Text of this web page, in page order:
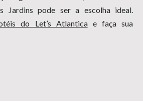
Jardins pode ser a escolha ideal.
do Let’s Atlanticae faça sua